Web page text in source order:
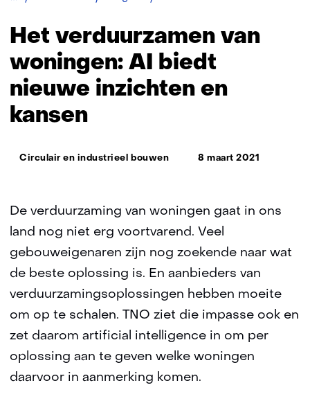
woningen:
AI
biedt
nieuwe
inzichten
Het verduurzamen van
woningen: AI biedt
nieuwe inzichten en
kansen
Thema:
Circulair en industrieel bouwen 8 maart 2021
De verduurzaming van woningen gaat in ons
land nog niet erg voortvarend. Veel
gebouweigenaren zijn nog zoekende naar wat
de beste oplossing is. En aanbieders van
verduurzamingsoplossingen hebben moeite
om op te schalen. TNO ziet die impasse ook en
zet daarom artificial intelligence in om per
oplossing aan te geven welke woningen
daarvoor in aanmerking komen.